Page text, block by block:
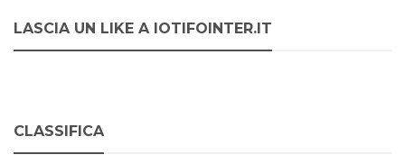
LASCIA UN LIKE A IOTIFOINTER.IT
CLASSIFICA